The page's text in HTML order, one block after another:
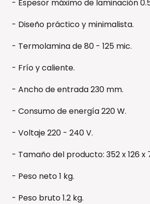
- Espesor máximo de laminación
- Diseño práctico y minimalista.
- Termolamina de 80 - 125 mic.
- Frío y caliente.
- Ancho de entrada 230 mm.
- Consumo de energía 220 W.
- Voltaje 220 - 240 V.
- Tamaño del producto: 352 x 126 x
- Peso neto 1 kg.
- Peso bruto 1.2 kg.